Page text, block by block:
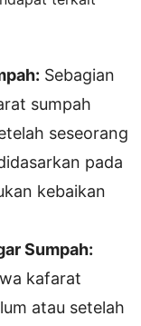
Sebagian
sumpah
seseorang
pada
kebaikan
Sumpah:
kafarat
atau setelah